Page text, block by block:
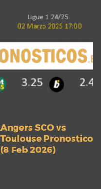
Angers SCO vs
Toulouse Pronostico
(8 Feb 2026)